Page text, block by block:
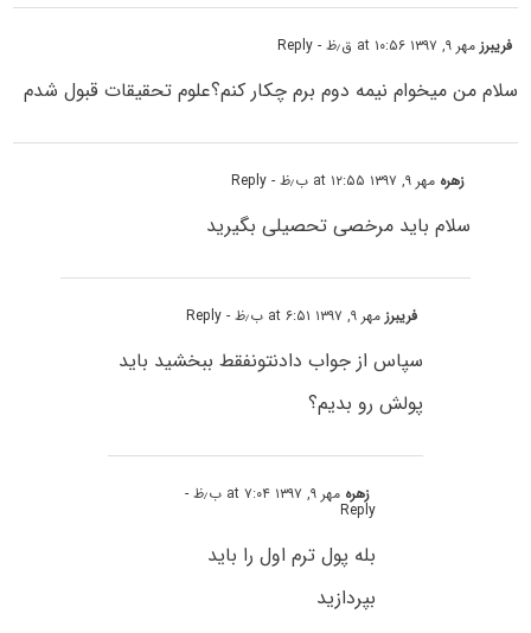
فریبرزمهر ۹, ۱۳۹۷ at ۱۰:۵۶ ق٫ظ - Reply
سلام من میخوام نیمه دوم برم چکار کنم؟علوم تحقیقات قبول شدم
زهره مهر ۹, ۱۳۹۷ at ۱۲:۵۵ ب٫ظ - Reply
سلام باید مرخصی تحصیلی بگیرید
فریبرزمهر ۹, ۱۳۹۷ at ۶:۵۱ ب٫ظ - Reply
سپاس از جواب دادنتونفقط ببخشید باید
پولش رو بدیم؟
زهره مهر ۹, ۱۳۹۷ at ۷:۰۴ ب٫ظ -
Reply
بله پول ترم اول را باید
بپردازید